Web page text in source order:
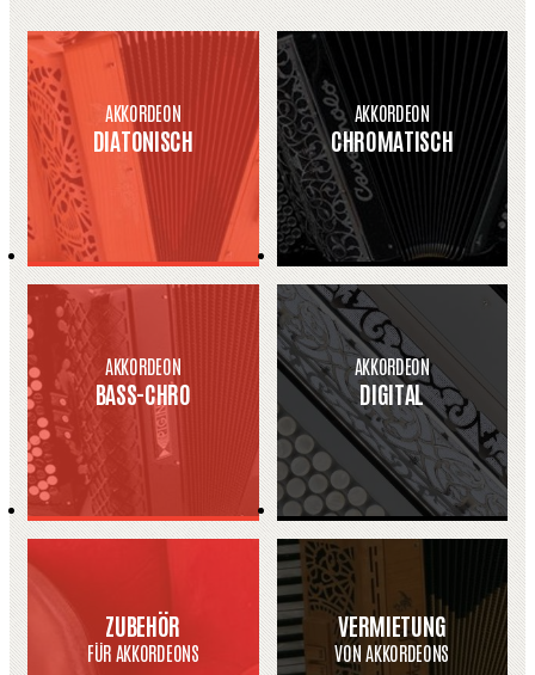
AKKORDEON
DIATONISCH
AKKORDEON
CHROMATISCH
AKKORDEON
BASS-CHRO
AKKORDEON
DIGITAL
ZUBEHÖR
FÜR AKKORDEONS
VERMIETUNG
VON AKKORDEONS